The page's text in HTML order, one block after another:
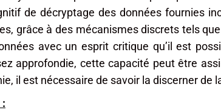
de décryptage des données fournies
grâce à des mécanismes discrets tels
avec un esprit critique qu’il est
approfondie, cette capacité peut être
il est nécessaire de savoir la discerner de